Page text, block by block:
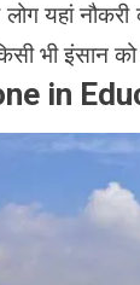
यहां
भी इंसान
in